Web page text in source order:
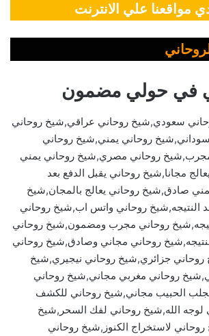
مواقعنا علي الانترنت
في حولي مضمون
سعودي,شيخ روحاني عراقي,شيخ روحاني
روحاني يمني,شيخ روحاني
روحاني مصري,شيخ روحاني يمني
مجانا,شيخ روحاني يقبل الدفع بعد
صادق,شيخ روحاني يعالج بالمجان,شيخ
النتيجه,شيخ روحاني واتس اب,شيخ روحاني
روحاني مجرب ومضمون,شيخ روحاني
روحاني مجاني وصادق,شيخ روحاني
جزائري,شيخ روحاني نيجيري,شيخ
روحاني مغربي مجاني,شيخ روحاني
الحبيب مجاني,شيخ روحاني للكشف
لوجه الله,شيخ روحاني لفك السحر,شيخ
لاستخراج الكنوز,شيخ روحاني